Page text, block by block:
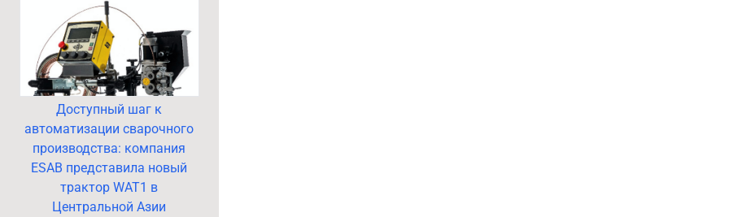
Доступный шаг к
автоматизации сварочного
производства: компания
ESAB представила новый
трактор WAT1 в
Центральной Азии